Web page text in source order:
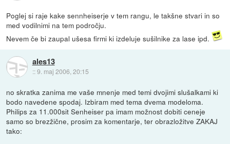
Poglej si raje kake sennheiserje v tem rangu, le takšne stvari in so
med vodilnimi na tem področju.
Nevem če bi zaupal ušesa firmi ki izdeluje sušilnike za lase ipd.
ales13
::9. maj 2006, 20:15
no skratka zanima me vaše mnenje med temi dvojimi slušalkami ki
bodo navedene spodaj. Izbiram med tema dvema modeloma.
Philips za 11.000sit Senheiser pa imam možnost dobiti ceneje
samo so brezžične, prosim za komentarje, ter obrazložitve ZAKAJ
tako: